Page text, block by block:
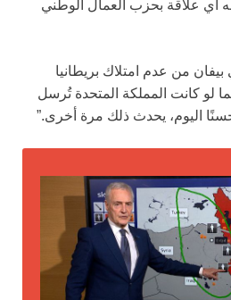
أي علاقة بحزب العمال الوطني
من عدم امتلاك بريطانيا
لو كانت المملكة المتحدة تُرسل
اليوم، يحدث ذلك مرة أخرى.”